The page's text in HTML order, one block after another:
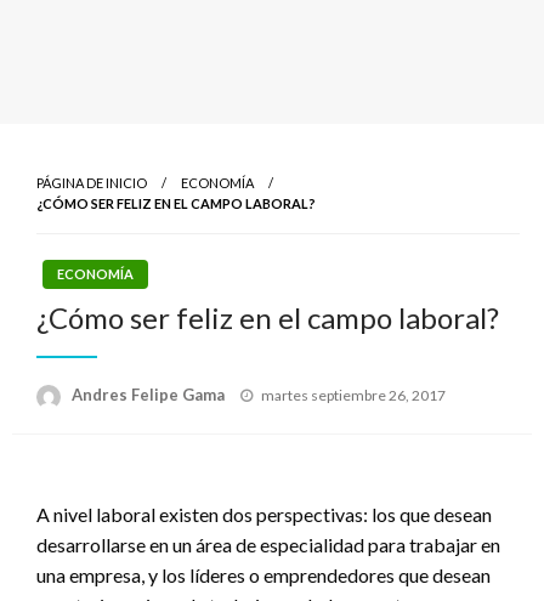
PÁGINA DE INICIO
ECONOMÍA
¿CÓMO SER FELIZ EN EL CAMPO LABORAL?
ECONOMÍA
¿Cómo ser feliz en el campo laboral?
Andres Felipe Gama
Publicado
martes septiembre 26, 2017
A nivel laboral existen dos perspectivas: los que desean
desarrollarse en un área de especialidad para trabajar en
una empresa, y los líderes o emprendedores que desean